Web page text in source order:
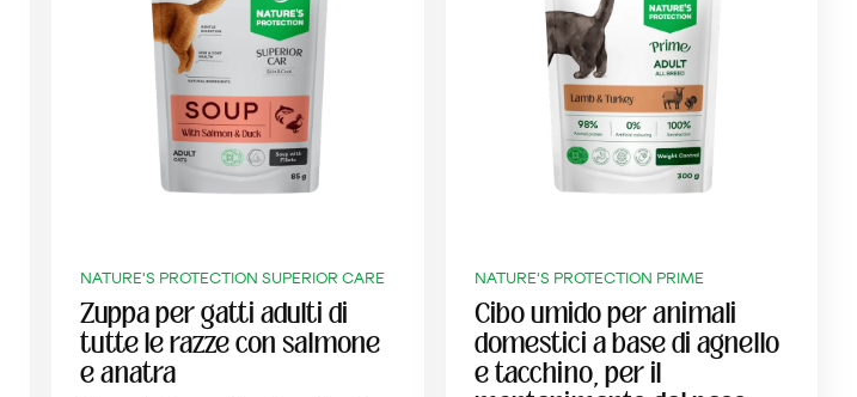
NATURE'S PROTECTION SUPERIOR CARE
Zuppa per gatti adulti di
tutte le razze con salmone
e anatra
NATURE'S PROTECTION PRIME
Cibo umido per animali
domestici a base di agnello
e tacchino, per il